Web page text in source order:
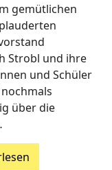
gemütlichen
Strobl und ihre
und Schüler
über die